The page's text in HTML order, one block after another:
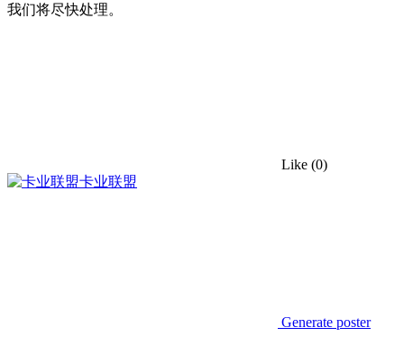
我们将尽快处理。
Like (0)
卡业联盟
Generate poster